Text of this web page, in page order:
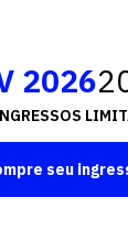
2026
seu